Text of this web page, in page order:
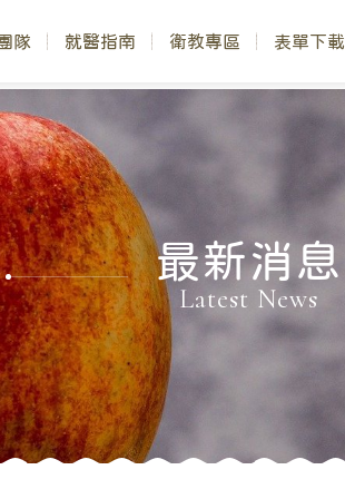
隊 就醫指南 衛教專區 表單下載
最新消息
Latest News